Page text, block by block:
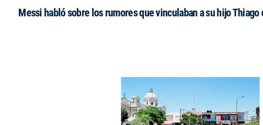
Messi habló sobre los rumores que vinculaban a su hijo Thiago